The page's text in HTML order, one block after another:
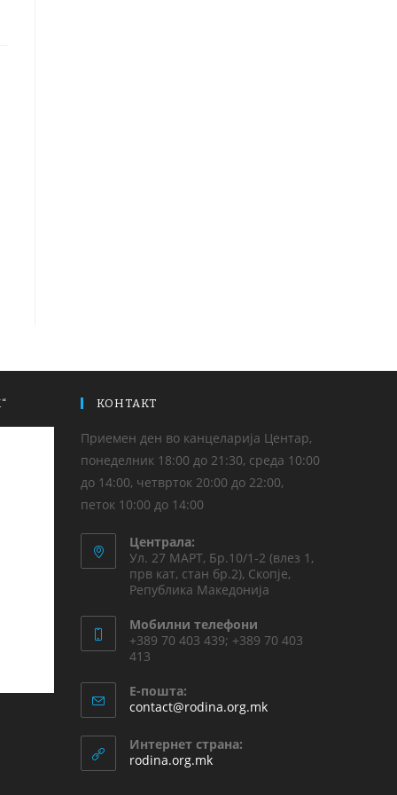
КОНТАКТ
Приемен ден во канцеларија Центар,
понеделник 18:00 до 21:30, среда 10:00
до 14:00, четврток 20:00 до 22:00,
петок 10:00 до 14:00
Централа:
Ул. 27 МАРТ, Бр.10/1-2 (влез 1,
прв кат, стан бр.2), Скопје,
Република Македонија
Мобилни телефони
+389 70 403 439; +389 70 403
413
Е-пошта:
contact@rodina.org.mk
Интернет страна:
rodina.org.mk